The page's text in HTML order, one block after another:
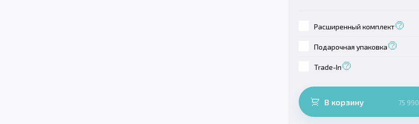
Расширенный комплект
Подарочная упаковка
Trade-In
В корзину 75 990